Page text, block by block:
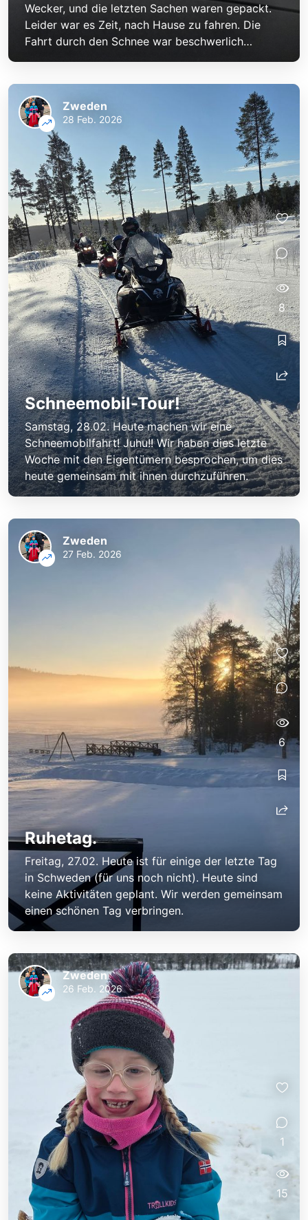
Wecker, und die letzten Sachen waren gepackt.
Leider war es Zeit, nach Hause zu fahren. Die
Fahrt durch den Schnee war beschwerlich…
Schneemobil-Tour!
Samstag, 28.02. Heute machen wir eine
Schneemobilfahrt! Juhu!! Wir haben dies letzte
Woche mit den Eigentümern besprochen, um dies
heute gemeinsam mit ihnen durchzuführen.
Zweden
28 Feb. 2026
8
Ruhetag.
Freitag, 27.02. Heute ist für einige der letzte Tag
in Schweden (für uns noch nicht). Heute sind
keine Aktivitäten geplant. Wir werden gemeinsam
einen schönen Tag verbringen.
Zweden
27 Feb. 2026
6
Zweden
26 Feb. 2026
1
15